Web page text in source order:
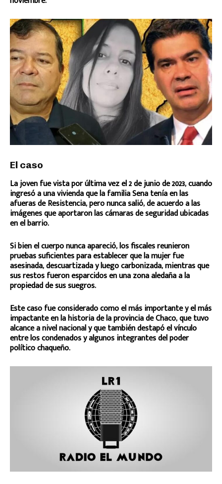
El caso
La joven fue vista por última vez el 2 de junio de 2023, cuando
ingresó a una vivienda que la familia Sena tenía en las
afueras de Resistencia, pero nunca salió, de acuerdo a las
imágenes que aportaron las cámaras de seguridad ubicadas
en el barrio.
Si bien el cuerpo nunca apareció, los fiscales reunieron
pruebas suficientes para establecer que la mujer fue
asesinada, descuartizada y luego carbonizada, mientras que
sus restos fueron esparcidos en una zona aledaña a la
propiedad de sus suegros.
Este caso fue considerado como el más importante y el más
impactante en la historia de la provincia de Chaco, que tuvo
alcance a nivel nacional y que también destapó el vínculo
entre los condenados y algunos integrantes del poder
político chaqueño.